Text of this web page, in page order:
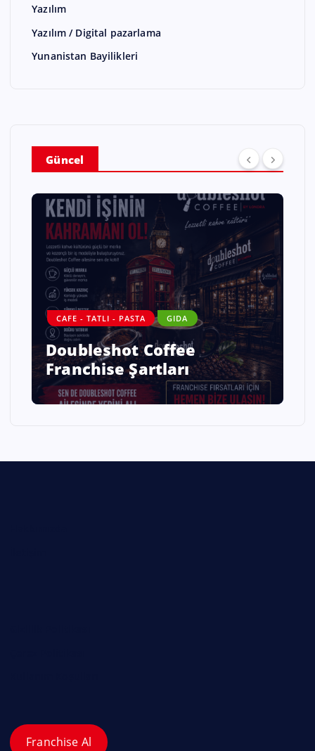
Yazılım
Yazılım / Digital pazarlama
Yunanistan Bayilikleri
Güncel
CAFE - TATLI - PASTA GIDA
Doubleshot Coffee
Franchise Şartları
Franchise Al